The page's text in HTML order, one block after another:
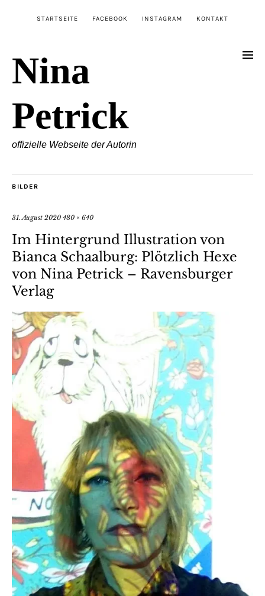
STARTSEITE FACEBOOK INSTAGRAM KONTAKT
Nina
Petrick
offizielle Webseite der Autorin
BILDER
31. August 2020 480 × 640
Im Hintergrund Illustration von
Bianca Schaalburg: Plötzlich Hexe
von Nina Petrick – Ravensburger
Verlag